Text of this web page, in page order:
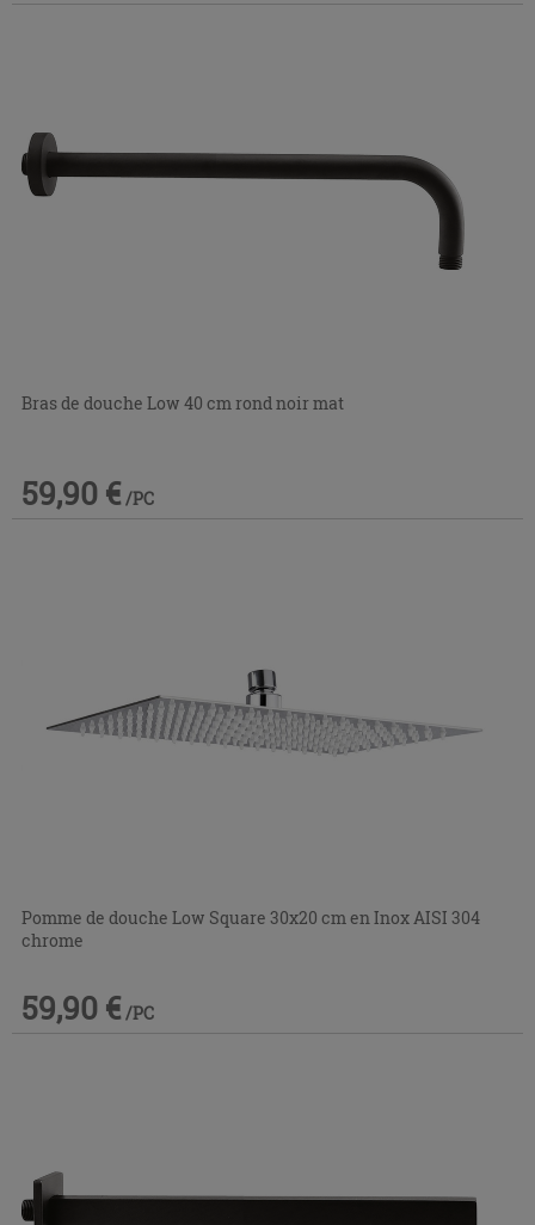
Bras de douche Low 40 cm rond noir mat
59,90 € /PC
Pomme de douche Low Square 30x20 cm en Inox AISI 304
chrome
59,90 € /PC